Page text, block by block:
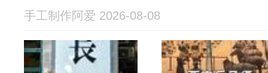
手工制作阿爱 2026-08-08